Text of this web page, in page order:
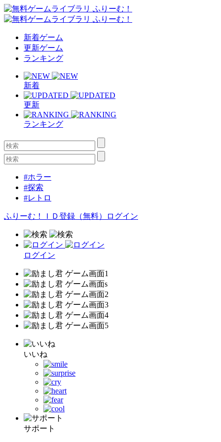
新着ゲーム
更新ゲーム
ランキング
新着
更新
ランキング
#ホラー
#探索
#レトロ
ふりーむ！ＩＤ登録（無料） ログイン
ログイン
いいね
サポート